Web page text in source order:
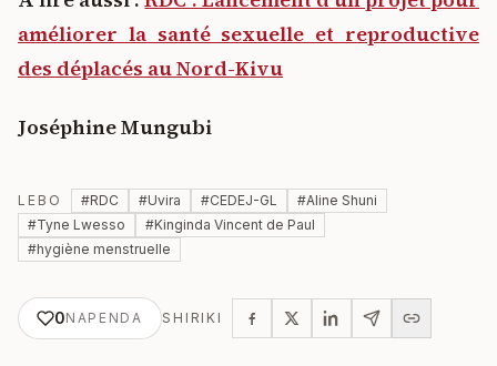
améliorer la santé sexuelle et reproductive
des déplacés au Nord-Kivu
Joséphine Mungubi
LEBO #RDC #Uvira #CEDEJ-GL #Aline Shuni
#Tyne Lwesso #Kinginda Vincent de Paul
#hygiène menstruelle
0NAPENDA SHIRIKI